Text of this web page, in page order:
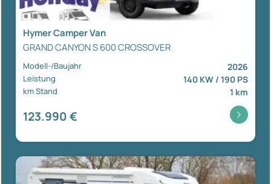
Hymer Camper Van
GRAND CANYON S 600 CROSSOVER
Modell-/Baujahr 2026
Leistung 140 KW / 190 PS
km Stand 1 km
123.990 €